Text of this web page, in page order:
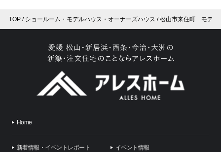
TOP ショールーム・モデルハウス・オーナーズハウス 松山市来住町 モデル
Home
新着情報・イベントレポート イベント情報